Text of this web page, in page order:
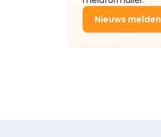
Nieuws melden